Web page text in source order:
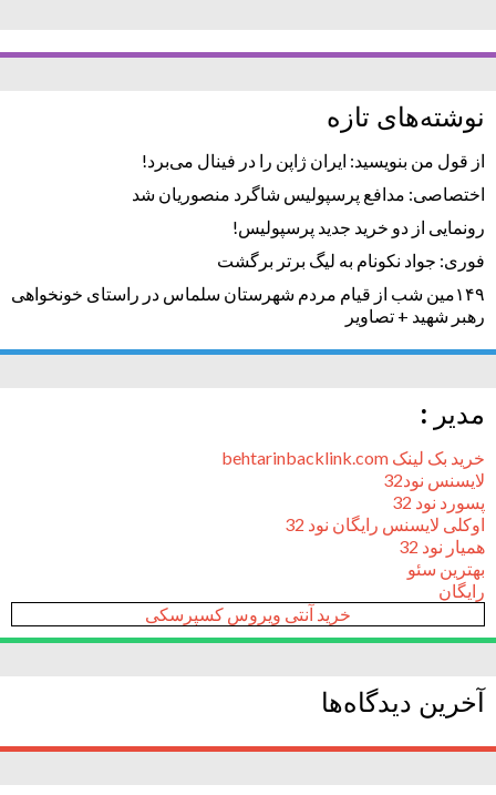
نوشته‌های تازه
از قول من بنویسید: ایران ژاپن را در فینال می‌برد!
اختصاصی: مدافع پرسپولیس شاگرد منصوریان شد
رونمایی از دو خرید جدید پرسپولیس!
فوری: جواد نکونام به لیگ برتر برگشت
۱۴۹مین شب از قیام مردم شهرستان سلماس در راستای خونخواهی
رهبر شهید + تصاویر
مدیر :
خرید بک لینک behtarinbacklink.com
لایسنس نود32
پسورد نود 32
اوکلی لایسنس رایگان نود 32
همیار نود 32
بهترین سئو
رایگان
خرید آنتی ویروس کسپرسکی
آخرین دیدگاه‌ها